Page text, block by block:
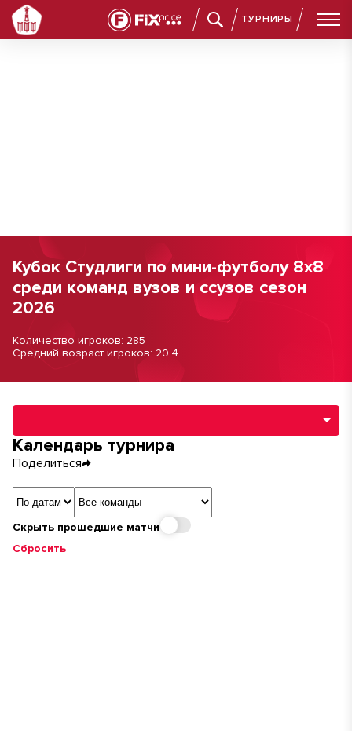
ТУРНИРЫ
Кубок Студлиги по мини-футболу 8x8
среди команд вузов и ссузов сезон
2026
Количество игроков: 285
Средний возраст игроков: 20.4
Навигация по разделам турнира
Календарь турнира
Поделиться
СортировкаКоманда
Скрыть прошедшие матчи
Сбросить